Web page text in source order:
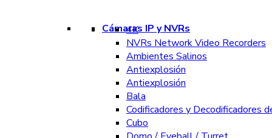
Cámaras IP y NVRs
4K
NVRs Network Video Recorders
Ambientes Salinos
Antiexplosión
Antiexplosión
Bala
Codificadores y Decodificadores
Cubo